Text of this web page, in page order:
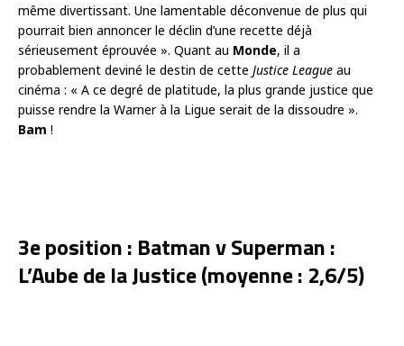
même divertissant. Une lamentable déconvenue de plus qui
pourrait bien annoncer le déclin d’une recette déjà
sérieusement éprouvée ». Quant au Monde, il a
probablement deviné le destin de cette Justice League au
cinéma : « A ce degré de platitude, la plus grande justice que
puisse rendre la Warner à la Ligue serait de la dissoudre ».
Bam !
3e position : Batman v Superman :
L’Aube de la Justice (moyenne : 2,6/5)